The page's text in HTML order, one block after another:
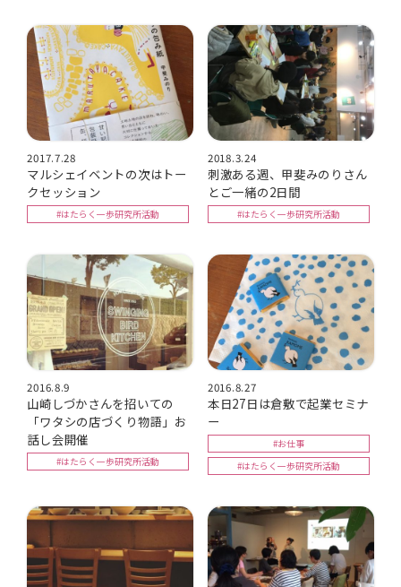
2017.7.28
マルシェイベントの次はトー
クセッション
#はたらく一歩研究所活動
2018.3.24
刺激ある週、甲斐みのりさん
とご一緒の2日間
#はたらく一歩研究所活動
2016.8.9
山崎しづかさんを招いての
「ワタシの店づくり物語」お
話し会開催
#はたらく一歩研究所活動
2016.8.27
本日27日は倉敷で起業セミナ
ー
#お仕事
#はたらく一歩研究所活動